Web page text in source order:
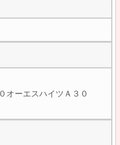
オーエスハイツＡ３０